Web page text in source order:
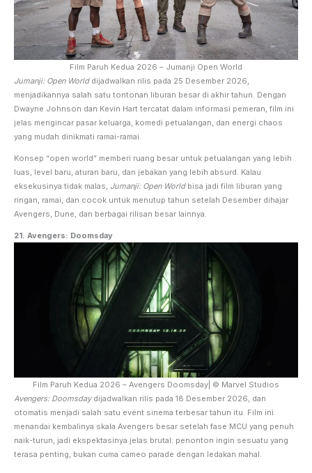
Film Paruh Kedua 2026 – Jumanji Open World
Jumanji: Open World dijadwalkan rilis pada 25 Desember 2026,
menjadikannya salah satu tontonan liburan besar di akhir tahun. Dengan
Dwayne Johnson dan Kevin Hart tercatat dalam informasi pemeran, film ini
jelas mengincar pasar keluarga, komedi petualangan, dan energi chaos
yang mudah dinikmati ramai-ramai.
Konsep “open world” memberi ruang besar untuk petualangan yang lebih
luas, level baru, aturan baru, dan jebakan yang lebih absurd. Kalau
eksekusinya tidak malas, Jumanji: Open Worldbisa jadi film liburan yang
ringan, ramai, dan cocok untuk menutup tahun setelah Desember dihajar
Avengers, Dune, dan berbagai rilisan besar lainnya.
21. Avengers: Doomsday
Film Paruh Kedua 2026 – Avengers Doomsday| © Marvel Studios
Avengers: Doomsdaydijadwalkan rilis pada 18 Desember 2026, dan
otomatis menjadi salah satu event sinema terbesar tahun itu. Film ini
menandai kembalinya skala Avengers besar setelah fase MCU yang penuh
naik-turun, jadi ekspektasinya jelas brutal: penonton ingin sesuatu yang
terasa penting, bukan cuma cameo parade dengan ledakan mahal.